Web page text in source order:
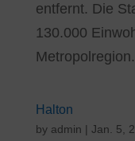
entfernt. Die
130.000
Halton
by admin | Jan. 5,